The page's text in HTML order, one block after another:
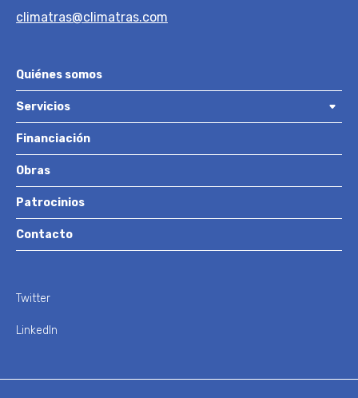
climatras@climatras.com
Quiénes somos
Servicios
Financiación
Obras
Patrocinios
Contacto
Twitter
LinkedIn